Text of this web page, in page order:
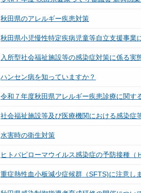
秋田県のアレルギー疾患対策
秋田県小児慢性特定疾病児童等自立支援事業
入所型社会福祉施設等の感染症対策に係る実
ハンセン病を知っていますか？
令和７年度秋田県アレルギー疾患診療に関す
社会福祉施設等及び医療機関における感染症
水害時の衛生対策
ヒトパピローマウイルス感染症の予防接種（
重症熱性血小板減少症候群（SFTS)に注意し